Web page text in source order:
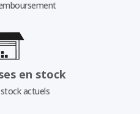
en stock
actuels